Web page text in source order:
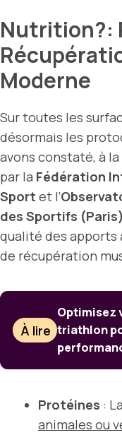
Nutrition?:
Moderne
Sur toutes les
désormais les
avons constaté, à
par la Fédération
Sport et l’
des Sportifs (Paris)
qualité des
de récupération
À lire
Optimisez
triathlon
Protéines :
animales ou